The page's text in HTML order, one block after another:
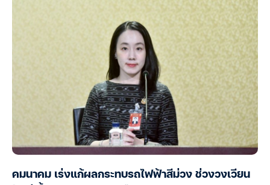
คมนาคม เร่งแก้ผลกระทบรถไฟฟ้าสีม่วง ช่วงวงเวียน